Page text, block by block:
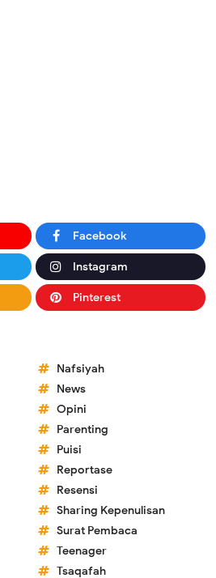
Facebook
Instagram
Pinterest
Nafsiyah
News
Opini
Parenting
Puisi
Reportase
Resensi
Sharing Kepenulisan
Surat Pembaca
Teenager
Tsaqafah